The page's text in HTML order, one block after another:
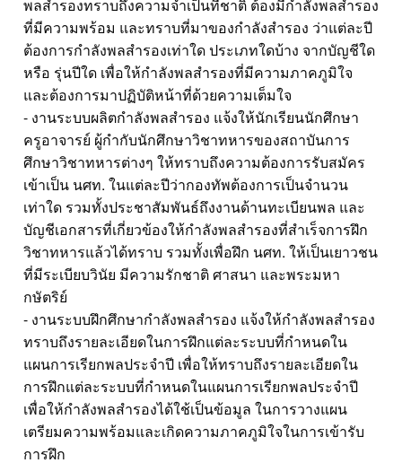
พลสำรองทราบถึงความจำเป็นที่ชาติ ต้องมีกำลังพลสำรอง
ที่มีความพร้อม และทราบที่มาของกำลังสำรอง ว่าแต่ละปี
ต้องการกำลังพลสำรองเท่าใด ประเภทใดบ้าง จากบัญชีใด
หรือ รุ่นปีใด เพื่อให้กำลังพลสำรองที่มีความภาคภูมิใจ
และต้องการมาปฏิบัติหน้าที่ด้วยความเต็มใจ
- งานระบบผลิตกำลังพลสำรอง แจ้งให้นักเรียนนักศึกษา
ครูอาจารย์ ผู้กำกับนักศึกษาวิชาทหารของสถาบันการ
ศึกษาวิชาทหารต่างๆ ให้ทราบถึงความต้องการรับสมัคร
เข้าเป็น นศท. ในแต่ละปีว่ากองทัพต้องการเป็นจำนวน
เท่าใด รวมทั้งประชาสัมพันธ์ถึงงานด้านทะเบียนพล และ
บัญชีเอกสารที่เกี่ยวข้องให้กำลังพลสำรองที่สำเร็จการฝึก
วิชาทหารแล้วได้ทราบ รวมทั้งเพื่อฝึก นศท. ให้เป็นเยาวชน
ที่มีระเบียบวินัย มีความรักชาติ ศาสนา และพระมหา
กษัตริย์
- งานระบบฝึกศึกษากำลังพลสำรอง แจ้งให้กำลังพลสำรอง
ทราบถึงรายละเอียดในการฝึกแต่ละระบบที่กำหนดใน
แผนการเรียกพลประจำปี เพื่อให้ทราบถึงรายละเอียดใน
การฝึกแต่ละระบบที่กำหนดในแผนการเรียกพลประจำปี
เพื่อให้กำลังพลสำรองได้ใช้เป็นข้อมูล ในการวางแผน
เตรียมความพร้อมและเกิดความภาคภูมิใจในการเข้ารับ
การฝึก